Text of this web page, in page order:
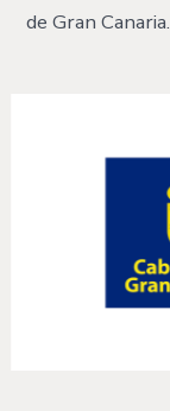
de Gran Canaria.